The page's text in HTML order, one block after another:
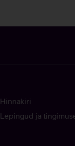
Hinnakiri
Lepingud ja